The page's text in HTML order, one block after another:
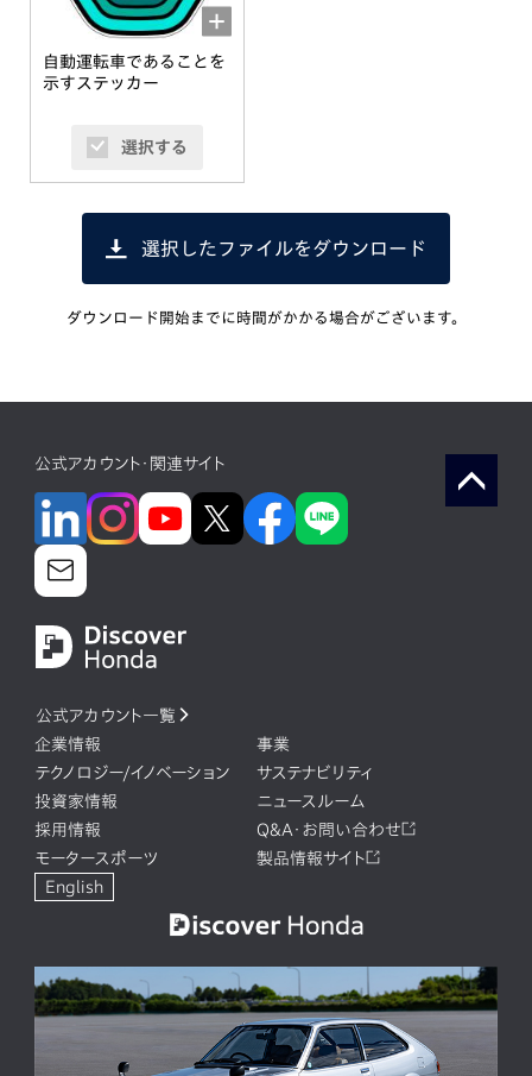
自動運転車であることを
示すステッカー
選択する
選択したファイルをダウンロード
ダウンロード開始までに時間がかかる場合がございます。
公式アカウント・関連サイト
公式アカウント一覧
企業情報
事業
テクノロジー/イノベーション
サステナビリティ
投資家情報
ニュースルーム
採用情報
Q&A・お問い合わせ
モータースポーツ
製品情報サイト
English